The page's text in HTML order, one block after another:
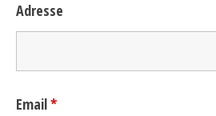
Adresse
Email*